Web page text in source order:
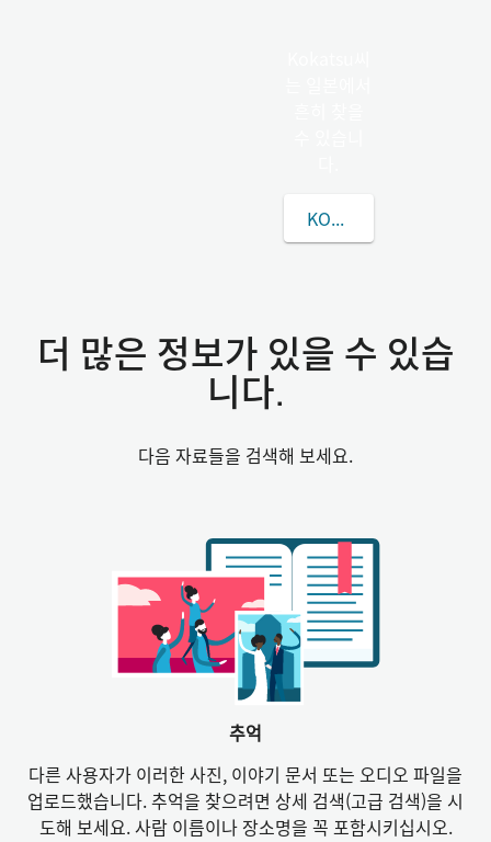
KOKATSU씨에 대해 더
더 많은 정보가 있을 수 있습
니다.
다음 자료들을 검색해 보세요.
추억
다른 사용자가 이러한 사진, 이야기 문서 또는 오디오 파일을
업로드했습니다. 추억을 찾으려면 상세 검색(고급 검색)을 시
도해 보세요. 사람 이름이나 장소명을 꼭 포함시키십시오.